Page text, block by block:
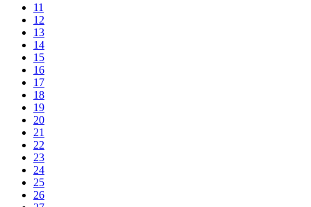
11
12
13
14
15
16
17
18
19
20
21
22
23
24
25
26